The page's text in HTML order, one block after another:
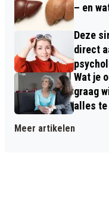
– en
Deze
direct
Wat je
graag
alles
Meer artikelen